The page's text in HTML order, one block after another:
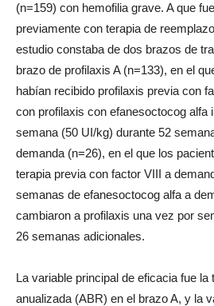
(n=159) con hemofilia grave. A que
previamente con terapia de
estudio constaba de dos brazos de
brazo de profilaxis A (n=133), en el
habían recibido profilaxis previa con
con profilaxis con efanesoctocog alfa
semana (50 UI/kg) durante 52
demanda (n=26), en el que los
terapia previa con factor VIII a
semanas de efanesoctocog alfa a
cambiaron a profilaxis una vez por
26 semanas adicionales.
La variable principal de eficacia fue la
anualizada (ABR) en el brazo A, y la